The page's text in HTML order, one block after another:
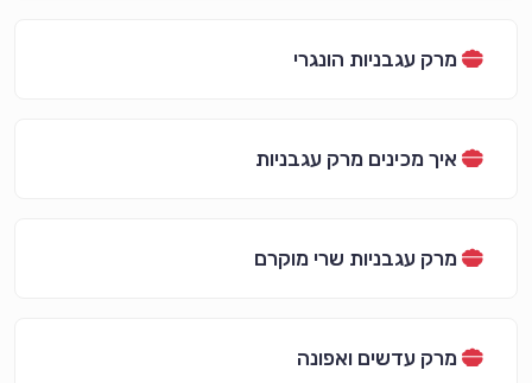
מרק עגבניות הונגרי
איך מכינים מרק עגבניות
מרק עגבניות שרי מוקרם
מרק עדשים ואפונה